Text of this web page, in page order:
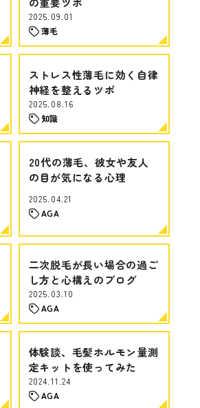
2025.09.01
薄毛
ストレス性薄毛に効く自律
神経を整えるツボ
2025.08.16
知識
20代の薄毛、彼女や友人
の目が気になる心理
2025.04.21
AGA
二次脱毛が長い場合の過ご
し方と心構えのブログ
2025.03.10
AGA
体験談、毛髪ホルモン量測
定キットを使ってみた
2024.11.24
AGA